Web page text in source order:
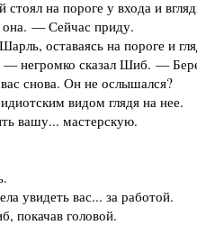
на пороге у входа и
— Сейчас приду.
оставаясь на пороге и
сказал Шиб. —
снова. Он не ослышался?
видом глядя на нее.
вашу... мастерскую.
увидеть вас... за работой.
головой.